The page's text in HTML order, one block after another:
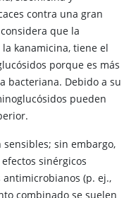
contra una gran
que la
kanamicina, tiene el
porque es más
bacteriana. Debido a su
pueden
sensibles; sin embargo,
sinérgicos
(p. ej.,
combinado se suelen